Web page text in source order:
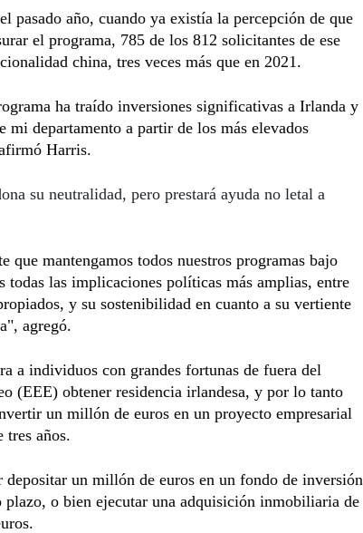
pasado año, cuando ya existía la percepción de que
el programa, 785 de los 812 solicitantes de ese
china, tres veces más que en 2021.
ha traído inversiones significativas a Irlanda y
mi departamento a partir de los más elevados
Harris.
su neutralidad, pero prestará ayuda no letal a
que mantengamos todos nuestros programas bajo
todas las implicaciones políticas más amplias, entre
y su sostenibilidad en cuanto a su vertiente
agregó.
a individuos con grandes fortunas de fuera del
(EEE) obtener residencia irlandesa, y por lo tanto
un millón de euros en un proyecto empresarial
tres años.
un millón de euros en un fondo de inversión
plazo, o bien ejecutar una adquisición inmobiliaria de